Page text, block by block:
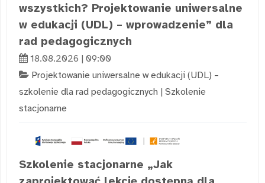
wszystkich? Projektowanie uniwersalne
w edukacji (UDL) – wprowadzenie” dla
rad pedagogicznych
18.08.2026 | 09:00
Projektowanie uniwersalne w edukacji (UDL) –
szkolenie dla rad pedagogicznych | Szkolenie
stacjonarne
Szkolenie stacjonarne „Jak